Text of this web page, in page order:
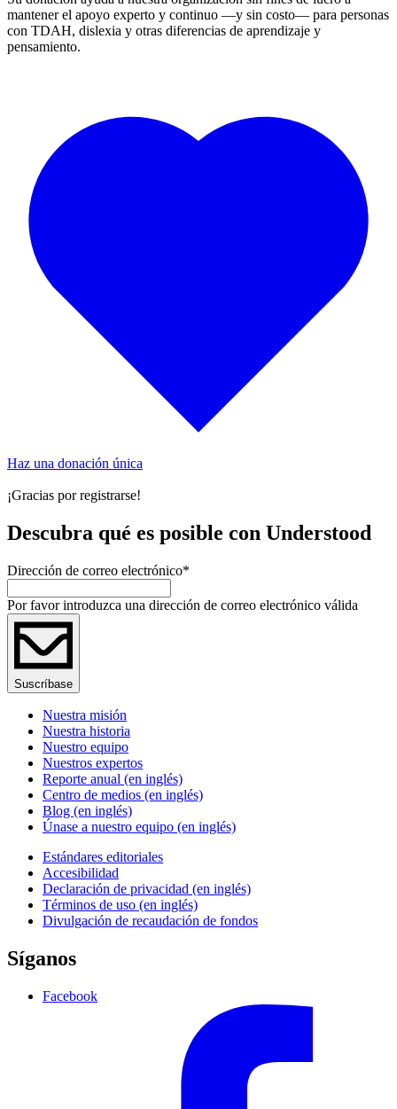
mantener el apoyo experto y continuo —y sin costo— para personas
con TDAH, dislexia y otras diferencias de aprendizaje y
pensamiento.
Haz una donación única
¡Gracias por registrarse!
Descubra qué es posible con Understood
Dirección de correo electrónico*
Por favor introduzca una dirección de correo electrónico válida
Suscríbase
Nuestra misión
Nuestra historia
Nuestro equipo
Nuestros expertos
Reporte anual (en inglés)
Centro de medios (en inglés)
Blog (en inglés)
Únase a nuestro equipo (en inglés)
Estándares editoriales
Accesibilidad
Declaración de privacidad (en inglés)
Términos de uso (en inglés)
Divulgación de recaudación de fondos
Síganos
Facebook